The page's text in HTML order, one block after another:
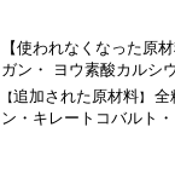
【使われなくなった原
ガン・ ヨウ素酸カルシ
【追加された原材料】 全
ン・キレートコバルト